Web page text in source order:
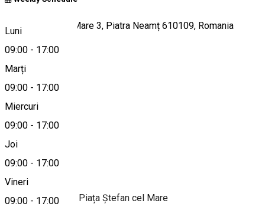
Luni
09:00 - 17:00
Marți
09:00 - 17:00
Miercuri
09:00 - 17:00
Joi
09:00 - 17:00
Vineri
09:00 - 17:00
Piața Ștefan cel Mare 3, Piatra Neamț 610109, Romania
Hartă
Despre
Raiffeisen Bank - Piața Ștefan cel Mare